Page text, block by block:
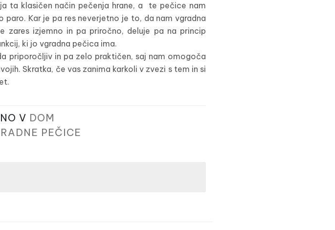
ta klasičen način pečenja hrane, a te pečice nam
Kar je pa res neverjetno je to, da nam vgradna
zares izjemno in pa priročno, deluje pa na princip
ki jo vgradna pečica ima.
priporočljiv in pa zelo praktičen, saj nam omogoča
Skratka, če vas zanima karkoli v zvezi s tem in si
V DOM
PEČICE